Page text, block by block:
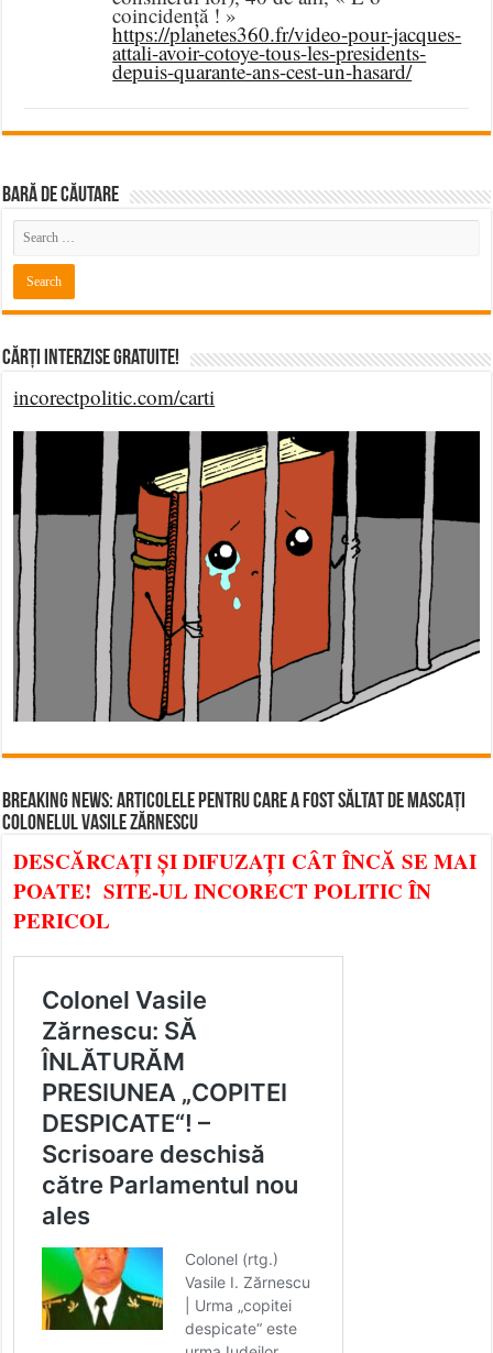
coincidență ! »
https://planetes360.fr/video-pour-jacques-
attali-avoir-cotoye-tous-les-presidents-
depuis-quarante-ans-cest-un-hasard/
BARĂ DE CĂUTARE
Cărți Interzise Gratuite!
incorectpolitic.com/carti
BREAKING NEWS: ARTICOLELE PENTRU CARE A FOST SĂLTAT DE MASCAȚI
COLONELUL VASILE ZĂRNESCU
DESCĂRCAȚI ȘI DIFUZAȚI CÂT ÎNCĂ SE MAI
POATE! SITE-UL INCORECT POLITIC ÎN
PERICOL